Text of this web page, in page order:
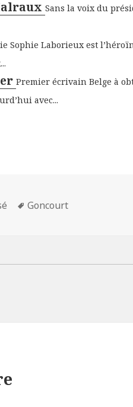
Sans la voix du
Sophie Laborieux est
Premier écrivain Belge à
avec...
Mots-
Goncourt